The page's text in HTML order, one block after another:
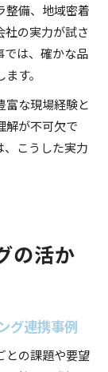
整備、地域密着
社の実力が試さ
では、確かな品
す。
富な現場経験と
解が不可欠で
、こうした実力
の活か
グ連携事例
との課題や要望